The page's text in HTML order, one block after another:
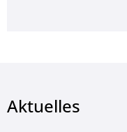
Aktuelles